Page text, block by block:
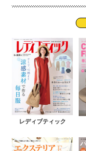
レディブティック